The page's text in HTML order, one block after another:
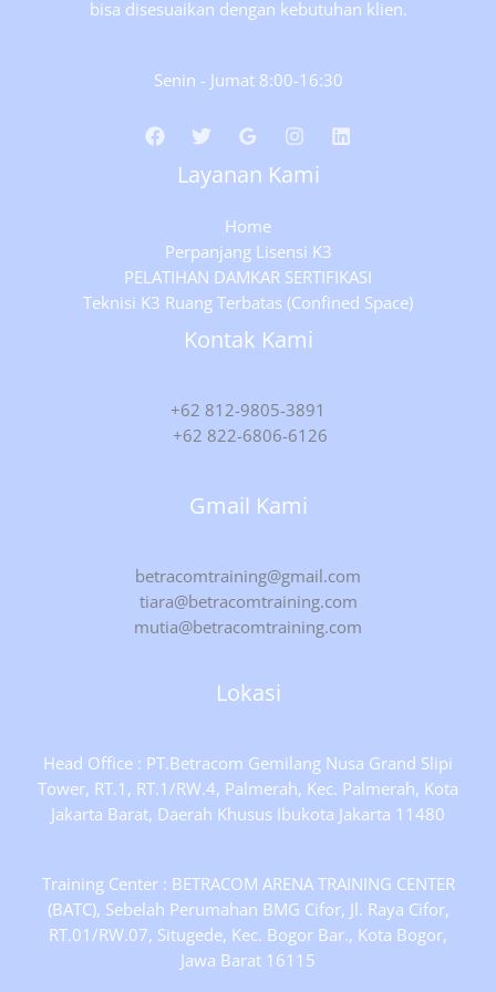
bisa disesuaikan dengan kebutuhan klien.
Senin - Jumat 8:00-16:30
Layanan Kami
Home
Perpanjang Lisensi K3
PELATIHAN DAMKAR SERTIFIKASI
Teknisi K3 Ruang Terbatas (Confined Space)
Kontak Kami
+62 812-9805-3891
+62 822-6806-6126
Gmail Kami
betracomtraining@gmail.com
tiara@betracomtraining.com
mutia@betracomtraining.com
Lokasi
Head Office : PT.Betracom Gemilang Nusa Grand Slipi
Tower, RT.1, RT.1/RW.4, Palmerah, Kec. Palmerah, Kota
Jakarta Barat, Daerah Khusus Ibukota Jakarta 11480
Training Center : BETRACOM ARENA TRAINING CENTER
(BATC), Sebelah Perumahan BMG Cifor, Jl. Raya Cifor,
RT.01/RW.07, Situgede, Kec. Bogor Bar., Kota Bogor,
Jawa Barat 16115